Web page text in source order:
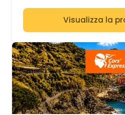
Visualizza la